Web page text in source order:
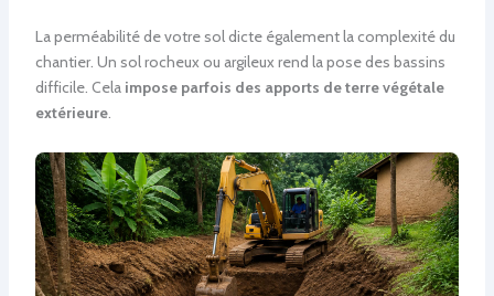
La perméabilité de votre sol dicte également la complexité du
chantier. Un sol rocheux ou argileux rend la pose des bassins
difficile. Cela impose parfois des apports de terre végétale
extérieure.